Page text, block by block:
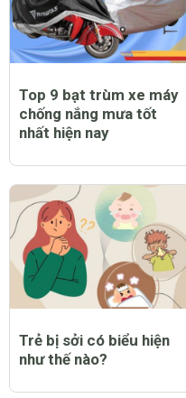
Top 9 bạt trùm xe máy
chống nắng mưa tốt
nhất hiện nay
Trẻ bị sởi có biểu hiện
như thế nào?